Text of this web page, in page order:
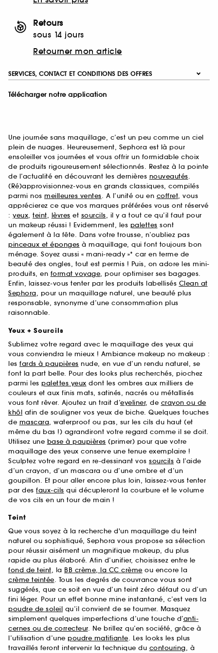
Retours
sous 14 jours
Retourner mon article
SERVICES, CONTACT ET CONDITIONS DES OFFRES
Télécharger notre application
Une journée sans maquillage, c’est un peu comme un ciel
plein de nuages. Heureusement, Sephora est là pour
ensoleiller vos journées et vous offrir un formidable choix
de produits rigoureusement sélectionnés. Restez à la pointe
de l’actualité en découvrant les dernières nouveautés.
(Ré)approvisionnez-vous en grands classiques, compilés
parmi nos meilleures ventes. A l’unité ou en coffret, vous
apprécierez ce que vos marques préférées vous ont réservé
: yeux, teint, lèvres et sourcils, il y a tout ce qu’il faut pour
un makeup réussi ! Evidemment, les palettes sont
également à la fête. Dans votre trousse, n’oubliez pas
pinceaux et éponges à maquillage, qui font toujours bon
ménage. Soyez aussi « mani-ready »* car en terme de
beauté des ongles, tout est permis ! Puis, on adore les mini-
produits, en format voyage, pour optimiser ses bagages.
Enfin, laissez-vous tenter par les produits labellisés Clean at
Sephora, pour un maquillage naturel, une beauté plus
responsable, synonyme d’une consommation plus
raisonnable.
Yeux + Sourcils
Sublimez votre regard avec le maquillage des yeux qui
vous conviendra le mieux ! Ambiance makeup no makeup :
les fards à paupières nude, en vue d’un rendu naturel, se
font la part belle. Pour des looks plus recherchés, piochez
parmi les palettes yeux dont les ombres aux milliers de
couleurs et aux finis mats, satinés, nacrés ou métallisés
vous font rêver. Ajoutez un trait d’eyeliner, de crayon ou de
khôl afin de souligner vos yeux de biche. Quelques touches
de mascara, waterproof ou pas, sur les cils du haut (et
même du bas !) agrandiront votre regard comme il se doit.
Utilisez une base à paupières (primer) pour que votre
maquillage des yeux conserve une tenue exemplaire !
Sculptez votre regard en re-dessinant vos sourcils à l’aide
d’un crayon, d’un mascara ou d’une ombre et d’un
goupillon. Et pour aller encore plus loin, laissez-vous tenter
par des faux-cils qui décupleront la courbure et le volume
de vos cils en un tour de main !
Teint
Que vous soyez à la recherche d'un maquillage du teint
naturel ou sophistiqué, Sephora vous propose sa sélection
pour réussir aisément un magnifique makeup, du plus
rapide au plus élaboré. Afin d’unifier, choisissez entre le
fond de teint, la BB crème, la CC crème ou encore la
crème teintée. Tous les degrés de couvrance vous sont
suggérés, que ce soit en vue d’un teint zéro défaut ou d’un
fini léger. Pour un effet bonne mine instantané, c’est vers la
poudre de soleil qu’il convient de se tourner. Masquez
simplement quelques imperfections d’une touche d’anti-
cernes ou de correcteur. Ne brillez qu’en société, grâce à
l’utilisation d’une poudre matifiante. Les looks les plus
travaillés feront intervenir la technique du contouring, à